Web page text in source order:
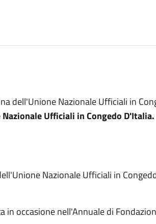
dell'Unione Nazionale Ufficiali in
Ufficiali in Congedo D'Italia.
Nazionale Ufficiali in
in occasione nell'Annuale di